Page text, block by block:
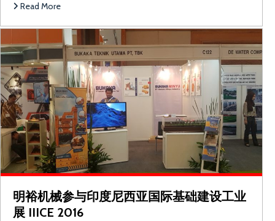
Read More
明裕机械参与印度尼西亚国际基础建设工业
展 IIICE 2016